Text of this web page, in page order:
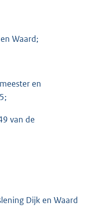
b
Waard;
en
van de
Dijk en Waard